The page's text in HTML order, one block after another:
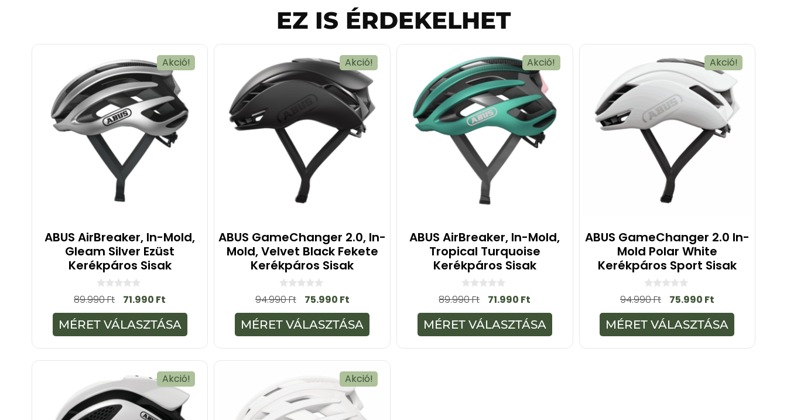
EZ IS ÉRDEKELHET
Akció!
ABUS AirBreaker, In-Mold,
Gleam Silver Ezüst
Kerékpáros Sisak
0
a
z
5
-
b
89.990Ft 71.990 Ft
MÉRET VÁLASZTÁSA
Akció!
ABUS GameChanger 2.0, In-
Mold, Velvet Black Fekete
Kerékpáros Sisak
0
a
z
5
-
b
94.990Ft 75.990 Ft
MÉRET VÁLASZTÁSA
Akció!
ABUS AirBreaker, In-Mold,
Tropical Turquoise
Kerékpáros Sisak
0
a
z
5
-
b
89.990Ft 71.990 Ft
MÉRET VÁLASZTÁSA
Akció!
ABUS GameChanger 2.0 In-
Mold Polar White
Kerékpáros Sport Sisak
0
a
z
5
-
b
94.990Ft 75.990 Ft
MÉRET VÁLASZTÁSA
Akció! Akció!